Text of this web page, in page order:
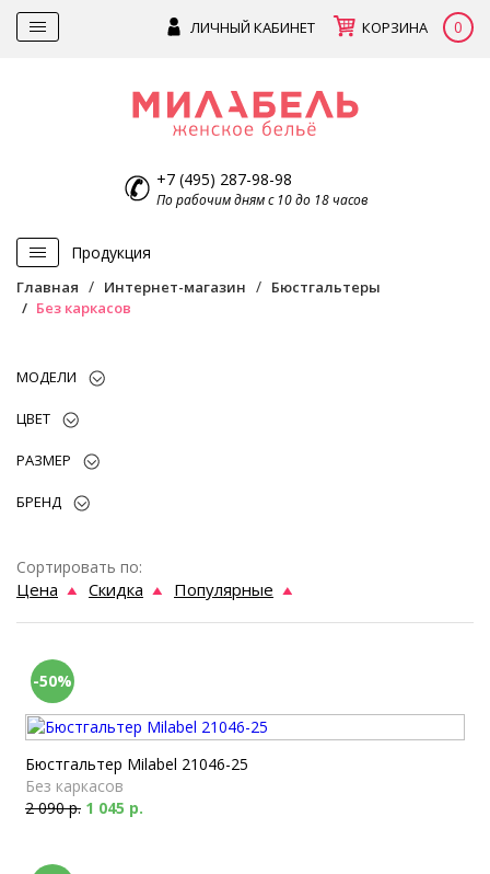
ЛИЧНЫЙ КАБИНЕТ КОРЗИНА 0
+7 (495) 287-98-98
По рабочим дням с 10 до 18 часов
Продукция
Главная Интернет-магазин
Бюстгальтеры
Без каркасов
МОДЕЛИ
ЦВЕТ
РАЗМЕР
БРЕНД
Сортировать по:
Цена Скидка Популярные
-50%
Бюстгальтер Milabel 21046-25
Без каркасов
2 090 р. 1 045 р.